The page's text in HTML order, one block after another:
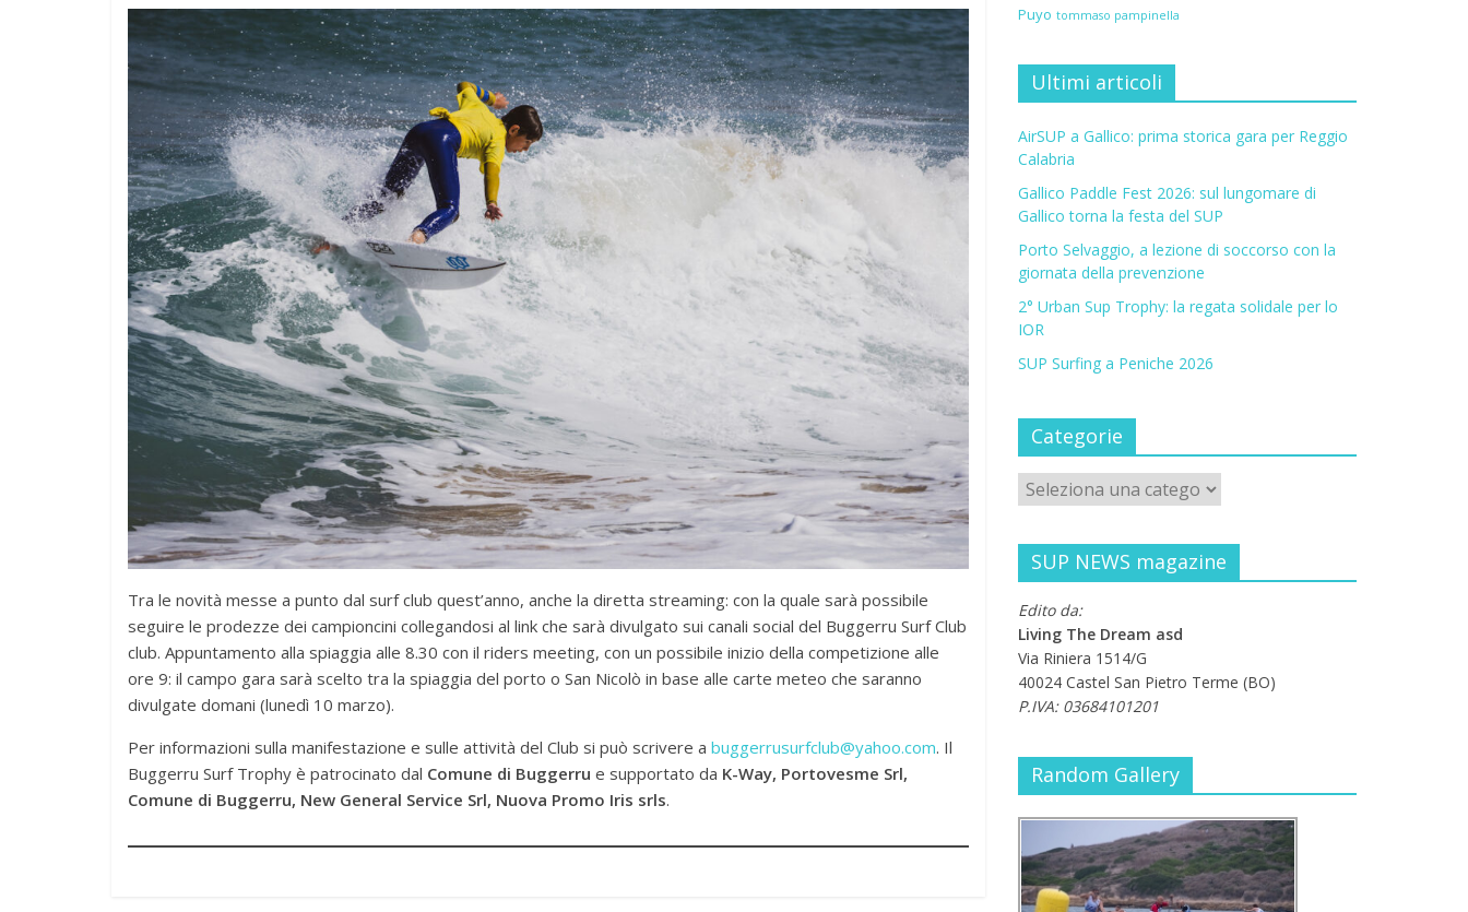
Tra le novità messe a punto dal surf club quest’anno, anche la diretta streaming: con la quale sarà possibile
seguire le prodezze dei campioncini collegandosi al link che sarà divulgato sui canali social del Buggerru Surf Club
club. Appuntamento alla spiaggia alle 8.30 con il riders meeting, con un possibile inizio della competizione alle
ore 9: il campo gara sarà scelto tra la spiaggia del porto o San Nicolò in base alle carte meteo che saranno
divulgate domani (lunedì 10 marzo).
Per informazioni sulla manifestazione e sulle attività del Club si può scrivere a buggerrusurfclub@yahoo.com. Il
Buggerru Surf Trophy è patrocinato dal Comune di Buggerru e supportato da K-Way, Portovesme Srl,
Comune di Buggerru, New General Service Srl, Nuova Promo Iris srls.
Puyo tommaso pampinella
Ultimi articoli
AirSUP a Gallico: prima storica gara per Reggio
Calabria
Gallico Paddle Fest 2026: sul lungomare di
Gallico torna la festa del SUP
Porto Selvaggio, a lezione di soccorso con la
giornata della prevenzione
2° Urban Sup Trophy: la regata solidale per lo
IOR
SUP Surfing a Peniche 2026
Categorie
SUP NEWS magazine
Edito da:
Living The Dream asd
Via Riniera 1514/G
40024 Castel San Pietro Terme (BO)
P.IVA: 03684101201
Random Gallery